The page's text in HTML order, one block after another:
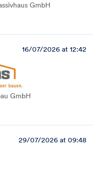
GmbH
16/07/2026 at 12:42
GmbH
29/07/2026 at 09:48